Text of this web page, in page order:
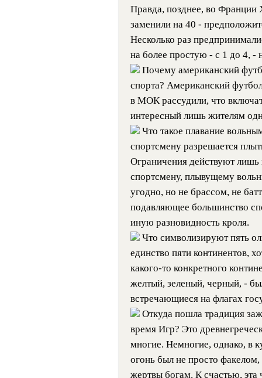
Правда, позднее, во Франции
заменили на 40 -
Несколько раз
на более простую - с 1 до 4, -
Почему американский
спорта? Американский
в МОК рассудили, что
интересный лишь жителям
Что такое плавание
спортсмену разрешается
Ограничения действуют лишь
спортсмену, плывущему
угодно, но не брассом, не
подавляющее большинство
иную разновидность кроля.
Что символизируют пять
единство пяти континентов,
какого-то конкретного
желтый, зеленый, черный, -
встречающиеся на флагах
Откуда пошла традиция
время Игр? Это
многие. Немногие, однако, в
огонь был не просто
жертвы богам. К счастью, эта